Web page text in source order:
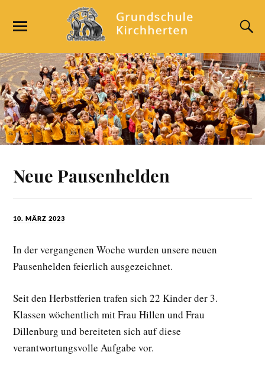
Neue Pausenhelden
10. MÄRZ 2023
In der vergangenen Woche wurden unsere neuen
Pausenhelden feierlich ausgezeichnet.
Seit den Herbstferien trafen sich 22 Kinder der 3.
Klassen wöchentlich mit Frau Hillen und Frau
Dillenburg und bereiteten sich auf diese
verantwortungsvolle Aufgabe vor.